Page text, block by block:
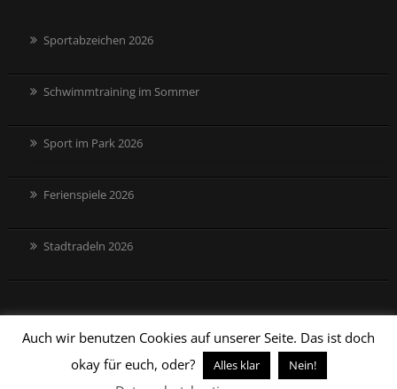
Sportabzeichen 2026
Schwimmtraining im Sommer
Sport im Park 2026
Ferienspiele 2026
Stadtradeln 2026
Auch wir benutzen Cookies auf unserer Seite. Das ist doch
okay für euch, oder?
Alles klar Nein!